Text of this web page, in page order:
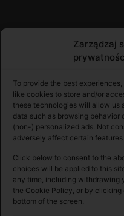
Zarządzaj
To provide the best
like cookies to store and/or
these technologies will allow us
data such as browsing behavior
(non-) personalized ads. Not
adversely affect certain
Click below to consent to the
choices will be applied to this
any time, including withdrawing
the Cookie Policy, or by
bottom of the screen.
Android Wersja V
Wymaga Android 7.0 lub